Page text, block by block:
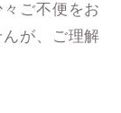
ご不便をお
が、ご理解